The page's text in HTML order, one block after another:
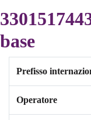
base
Prefisso
Operatore